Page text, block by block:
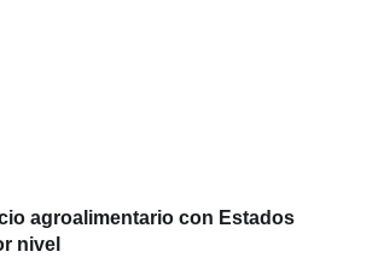
agroalimentario con Estados
nivel